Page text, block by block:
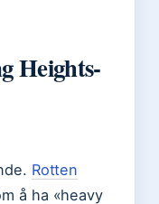
Heights-
Rotten
å ha «heavy